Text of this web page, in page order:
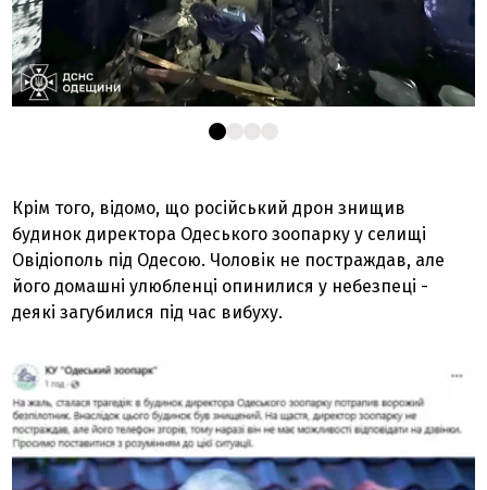
Крім того, відомо, що російський дрон знищив
будинок директора Одеського зоопарку у селищі
Овідіополь під Одесою. Чоловік не постраждав, але
його домашні улюбленці опинилися у небезпеці -
деякі загубилися під час вибуху.